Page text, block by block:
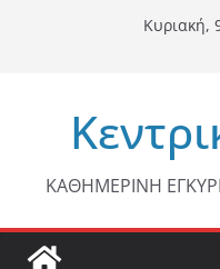
Κυριακή,
ΚΑΘΗΜΕΡΙΝΗ